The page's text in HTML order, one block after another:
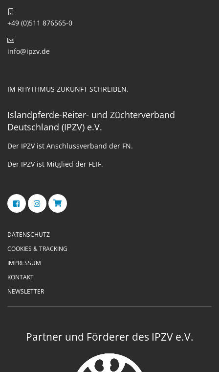
+49 (0)511 876565-0
info@ipzv.de
IM RHYTHMUS ZUKUNFT SCHREIBEN.
Islandpferde-Reiter- und Züchterverband
Deutschland (IPZV) e.V.
Der IPZV ist Anschlussverband der FN.
Der IPZV ist Mitglied der FEIF.
DATENSCHUTZ
COOKIES & TRACKING
IMPRESSUM
KONTAKT
NEWSLETTER
Partner und Förderer des IPZV e.V.